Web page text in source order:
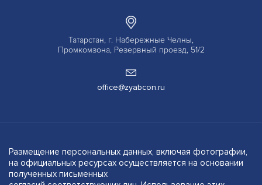
Татарстан, г. Набережные Челны,
Промкомзона, Резервный проезд, 51/2
office@zyabcon.ru
Размещение персональных данных, включая фотографии,
на официальных ресурсах осуществляется на основании
полученных письменных